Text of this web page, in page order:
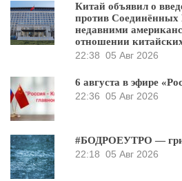
Китай объявил о
против Соединённых
недавними
отношении
22:38 05 Авг 2026
6 августа в эфире
22:36 05 Авг 2026
#БОДРОЕУТРО —
22:18 05 Авг 2026